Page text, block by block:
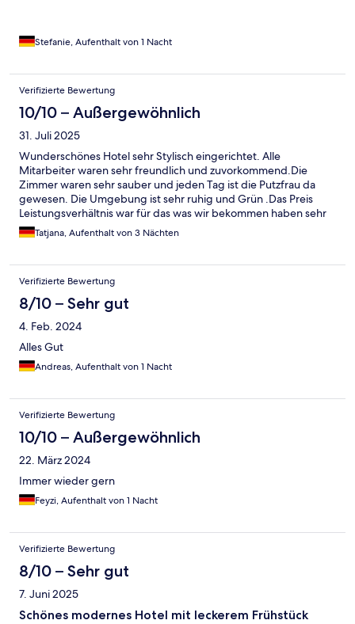
die Ausstattung und auch die Gestaltung sehr gut gefallen hat.
Stefanie, Aufenthalt von 1 Nacht
Verifizierte Bewertung
10/10 – Außergewöhnlich
31. Juli 2025
Wunderschönes Hotel sehr Stylisch eingerichtet. Alle
Mitarbeiter waren sehr freundlich und zuvorkommend.Die
Zimmer waren sehr sauber und jeden Tag ist die Putzfrau da
gewesen. Die Umgebung ist sehr ruhig und Grün .Das Preis
Leistungsverhältnis war für das was wir bekommen haben sehr
günstig! Wir sind wirklich begeistert.
Tatjana, Aufenthalt von 3 Nächten
Verifizierte Bewertung
8/10 – Sehr gut
4. Feb. 2024
Alles Gut
Andreas, Aufenthalt von 1 Nacht
Verifizierte Bewertung
10/10 – Außergewöhnlich
22. März 2024
Immer wieder gern
Feyzi, Aufenthalt von 1 Nacht
Verifizierte Bewertung
8/10 – Sehr gut
7. Juni 2025
Schönes modernes Hotel mit leckerem Frühstück